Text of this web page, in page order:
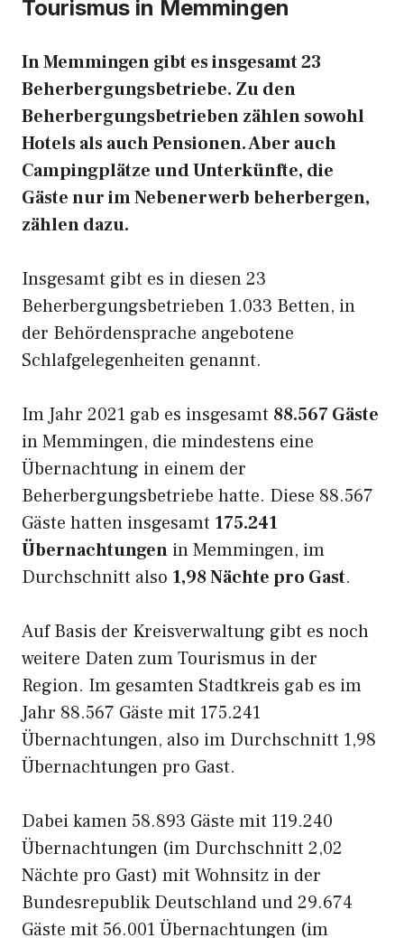
Tourismus in Memmingen
In Memmingen gibt es insgesamt 23
Beherbergungsbetriebe. Zu den
Beherbergungsbetrieben zählen sowohl
Hotels als auch Pensionen. Aber auch
Campingplätze und Unterkünfte, die
Gäste nur im Nebenerwerb beherbergen,
zählen dazu.
Insgesamt gibt es in diesen 23
Beherbergungsbetrieben 1.033 Betten, in
der Behördensprache angebotene
Schlafgelegenheiten genannt.
Im Jahr 2021 gab es insgesamt 88.567 Gäste
in Memmingen, die mindestens eine
Übernachtung in einem der
Beherbergungsbetriebe hatte. Diese 88.567
Gäste hatten insgesamt 175.241
Übernachtungen in Memmingen, im
Durchschnitt also 1,98 Nächte pro Gast.
Auf Basis der Kreisverwaltung gibt es noch
weitere Daten zum Tourismus in der
Region. Im gesamten Stadtkreis gab es im
Jahr 88.567 Gäste mit 175.241
Übernachtungen, also im Durchschnitt 1,98
Übernachtungen pro Gast.
Dabei kamen 58.893 Gäste mit 119.240
Übernachtungen (im Durchschnitt 2,02
Nächte pro Gast) mit Wohnsitz in der
Bundesrepublik Deutschland und 29.674
Gäste mit 56.001 Übernachtungen (im